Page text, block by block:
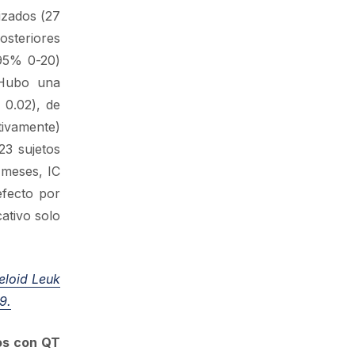
(27
0-20)
una
de
sujetos
IC
por
solo
Leuk
con QT